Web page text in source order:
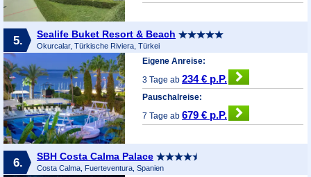
5. Sealife Buket Resort & Beach
Okurcalar, Türkische Riviera, Türkei
Eigene Anreise:
3 Tage ab234 € p.P.
Pauschalreise:
7 Tage ab679 € p.P.
6. SBH Costa Calma Palace
Costa Calma, Fuerteventura, Spanien